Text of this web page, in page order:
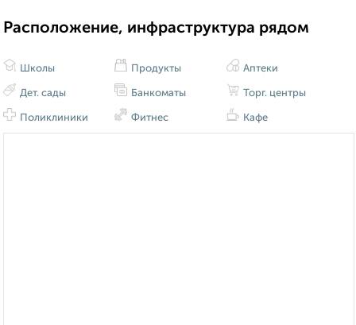
Расположение, инфраструктура рядом
Школы
Дет. сады
Поликлиники
Продукты
Банкоматы
Фитнес
Аптеки
Торг. центры
Кафе